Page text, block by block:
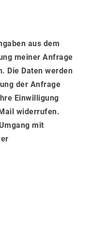
aus dem
meiner Anfrage
Die Daten werden
der Anfrage
Einwilligung
widerrufen.
mit